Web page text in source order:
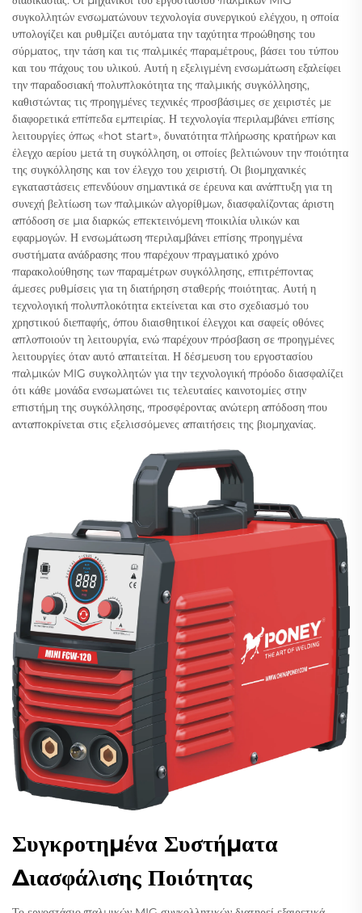
συγκολλητών ενσωματώνουν τεχνολογία συνεργικού ελέγχου, η οποία
υπολογίζει και ρυθμίζει αυτόματα την ταχύτητα προώθησης του
σύρματος, την τάση και τις παλμικές παραμέτρους, βάσει του τύπου
και του πάχους του υλικού. Αυτή η εξελιγμένη ενσωμάτωση εξαλείφει
την παραδοσιακή πολυπλοκότητα της παλμικής συγκόλλησης,
καθιστώντας τις προηγμένες τεχνικές προσβάσιμες σε χειριστές με
διαφορετικά επίπεδα εμπειρίας. Η τεχνολογία περιλαμβάνει επίσης
λειτουργίες όπως «hot start», δυνατότητα πλήρωσης κρατήρων και
έλεγχο αερίου μετά τη συγκόλληση, οι οποίες βελτιώνουν την ποιότητα
της συγκόλλησης και τον έλεγχο του χειριστή. Οι βιομηχανικές
εγκαταστάσεις επενδύουν σημαντικά σε έρευνα και ανάπτυξη για τη
συνεχή βελτίωση των παλμικών αλγορίθμων, διασφαλίζοντας άριστη
απόδοση σε μια διαρκώς επεκτεινόμενη ποικιλία υλικών και
εφαρμογών. Η ενσωμάτωση περιλαμβάνει επίσης προηγμένα
συστήματα ανάδρασης που παρέχουν πραγματικό χρόνο
παρακολούθησης των παραμέτρων συγκόλλησης, επιτρέποντας
άμεσες ρυθμίσεις για τη διατήρηση σταθερής ποιότητας. Αυτή η
τεχνολογική πολυπλοκότητα εκτείνεται και στο σχεδιασμό του
χρηστικού διεπαφής, όπου διαισθητικοί έλεγχοι και σαφείς οθόνες
απλοποιούν τη λειτουργία, ενώ παρέχουν πρόσβαση σε προηγμένες
λειτουργίες όταν αυτό απαιτείται. Η δέσμευση του εργοστασίου
παλμικών MIG συγκολλητών για την τεχνολογική πρόοδο διασφαλίζει
ότι κάθε μονάδα ενσωματώνει τις τελευταίες καινοτομίες στην
επιστήμη της συγκόλλησης, προσφέροντας ανώτερη απόδοση που
ανταποκρίνεται στις εξελισσόμενες απαιτήσεις της βιομηχανίας.
Συγκροτημένα Συστήματα
Διασφάλισης Ποιότητας